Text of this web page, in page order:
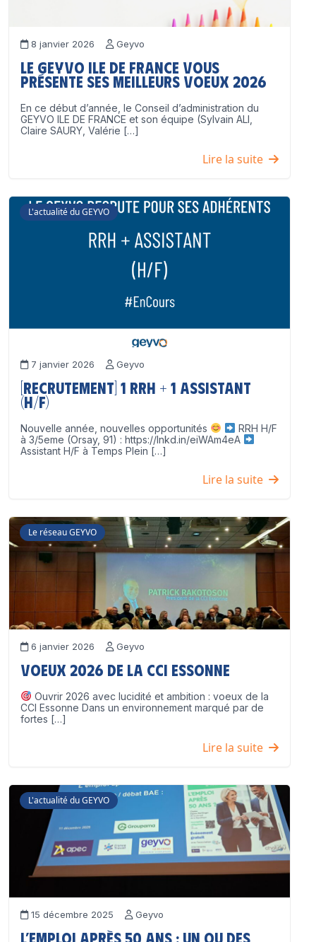
8 janvier 2026 Geyvo
Le GEYVO Ile de France vous
présente ses meilleurs voeux 2026
En ce début d’année, le Conseil d’administration du
GEYVO ILE DE FRANCE et son équipe (Sylvain ALI,
Claire SAURY, Valérie […]
Lire la suite
L'actualité du GEYVO
7 janvier 2026 Geyvo
[Recrutement] 1 RRH + 1 Assistant
(H/F)
Nouvelle année, nouvelles opportunités
RRH H/F
à 3/5eme (Orsay, 91) : https://lnkd.in/eiWAm4eA
Assistant H/F à Temps Plein […]
Lire la suite
Le réseau GEYVO
6 janvier 2026 Geyvo
Voeux 2026 de la CCI Essonne
Ouvrir 2026 avec lucidité et ambition : voeux de la
CCI Essonne Dans un environnement marqué par de
fortes […]
Lire la suite
L'actualité du GEYVO
15 décembre 2025 Geyvo
L’emploi après 50 ans : un ou des